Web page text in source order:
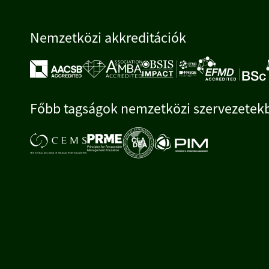
Nemzetközi akkreditációk
Főbb tagságok nemzetközi